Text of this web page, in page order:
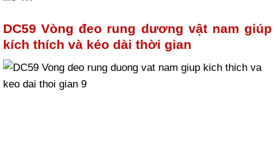
DC59 Vòng đeo rung dương vật nam giúp
kích thích và kéo dài thời gian